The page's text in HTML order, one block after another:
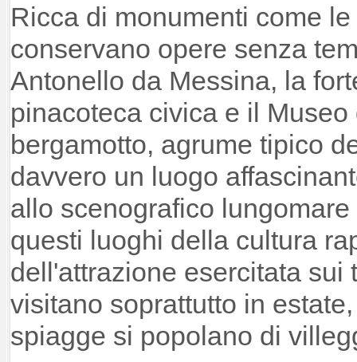
Ricca di monumenti come
conservano opere senza
Antonello da Messina, la
pinacoteca civica e il
bergamotto, agrume tipico
davvero un luogo
allo scenografico
questi luoghi della cultura
dell'attrazione esercitata sui
visitano soprattutto in
spiagge si popolano di